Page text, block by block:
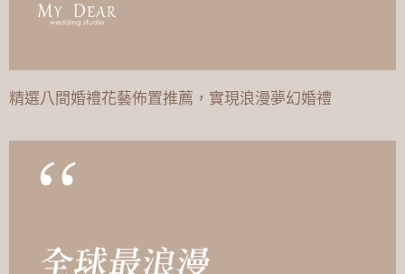
精選八間婚禮花藝佈置推薦，實現浪漫夢幻婚禮